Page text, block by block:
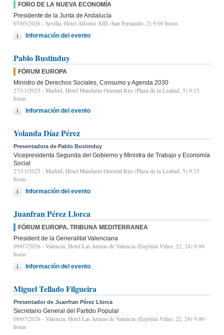
FORO DE LA NUEVA ECONOMÍA
Presidente de la Junta de Andalucía
07/05/2026 - Sevilla, Hotel Alfonso XIII (San Fernando, 2) 9:00 horas
Información del evento
Pablo Bustinduy
FÓRUM EUROPA
Ministro de Derechos Sociales, Consumo y Agenda 2030
27/11/2025 - Madrid, Hotel Mandarin Oriental Ritz (Plaza de la Lealtad, 5) 9:15
horas
Información del evento
Yolanda Díaz Pérez
Presentadora de Pablo Bustinduy
Vicepresidenta Segunda del Gobierno y Ministra de Trabajo y Economía
Social
27/11/2025 - Madrid, Hotel Mandarin Oriental Ritz (Plaza de la Lealtad, 5) 9:15
horas
Información del evento
Juanfran Pérez Llorca
FÓRUM EUROPA. TRIBUNA MEDITERRANEA
President de la Generalitat Valenciana
09/07/2026 - Valencia, Hotel Las Arenas de Valencia (Eugènia Viñes, 22, 24) 9.00
horas
Información del evento
Miguel Tellado Filgueira
Presentador de Juanfran Pérez Llorca
Secretario General del Partido Popular
09/07/2026 - Valencia, Hotel Las Arenas de Valencia (Eugènia Viñes, 22, 24) 9.00
horas